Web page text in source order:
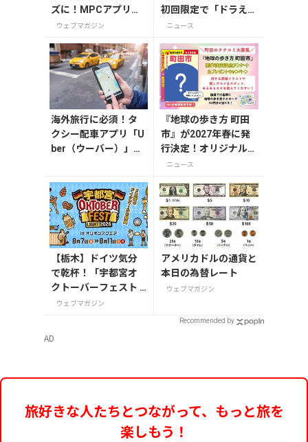
ズに！MPCアプリの
登録方法や使い方を
ウェブマガジン
初回限定で「ドラえも
ん」描き下ろし特別カ
ニュース
海外旅行に必須！タ
クシー配車アプリ「U
ber（ウーバー）」の
『地球の歩き方 町田
市』が2027年春に発
行決定！オリジナルグ
ッズが当たる発行記念
ニュース
【栃木】ドイツ気分
で乾杯！「宇都宮オ
クトーバーフェスト L
ight 2026」が8月7日
ウェブマガジン
アメリカドルの通貨と
本日の為替レート
ウェブマガジン
Recommended by
AD
旅好きな人たちとつながって、もっと旅を
楽しもう！